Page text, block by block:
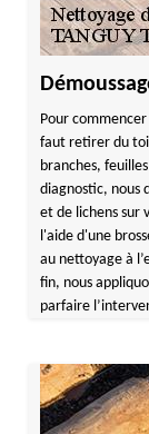
Pour
faut retirer du
branches,
diagnostic, nous
et de lichens sur
l'aide d'une
au nettoyage à
fin, nous
parfaire